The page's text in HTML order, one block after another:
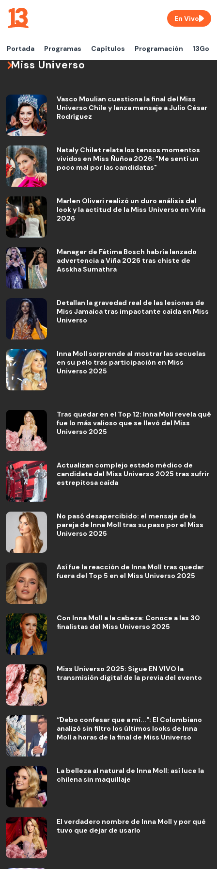
Portada Programas Capítulos Programación 13Go
En Vivo
Miss Universo
Vasco Moulian cuestiona la final del Miss
Universo Chile y lanza mensaje a Julio César
Rodríguez
Nataly Chilet relata los tensos momentos
vividos en Miss Ñuñoa 2026: "Me sentí un
poco mal por las candidatas"
Marlen Olivari realizó un duro análisis del
look y la actitud de la Miss Universo en Viña
2026
Manager de Fátima Bosch habría lanzado
advertencia a Viña 2026 tras chiste de
Asskha Sumathra
Detallan la gravedad real de las lesiones de
Miss Jamaica tras impactante caída en Miss
Universo
Inna Moll sorprende al mostrar las secuelas
en su pelo tras participación en Miss
Universo 2025
Tras quedar en el Top 12: Inna Moll revela qué
fue lo más valioso que se llevó del Miss
Universo 2025
Actualizan complejo estado médico de
candidata del Miss Universo 2025 tras sufrir
estrepitosa caída
No pasó desapercibido: el mensaje de la
pareja de Inna Moll tras su paso por el Miss
Universo 2025
Así fue la reacción de Inna Moll tras quedar
fuera del Top 5 en el Miss Universo 2025
Con Inna Moll a la cabeza: Conoce a las 30
finalistas del Miss Universo 2025
Miss Universo 2025: Sigue EN VIVO la
transmisión digital de la previa del evento
“Debo confesar que a mí...": El Colombiano
analizó sin filtro los últimos looks de Inna
Moll a horas de la final de Miss Universo
La belleza al natural de Inna Moll: así luce la
chilena sin maquillaje
El verdadero nombre de Inna Moll y por qué
tuvo que dejar de usarlo